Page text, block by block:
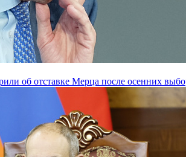
об отставке Мерца после осенних